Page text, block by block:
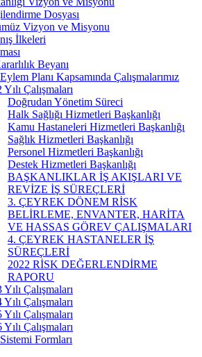
Dosyası
Vizyon ve Misyonu
İlkeleri
Beyanı
Planı Kapsamında Çalışmalarımız
Yılı Çalışmaları
Doğrudan Yönetim Süreci
Halk Sağlığı Hizmetleri Başkanlığı
Kamu Hastaneleri Hizmetleri Başkanlığı
Sağlık Hizmetleri Başkanlığı
Personel Hizmetleri Başkanlığı
Destek Hizmetleri Başkanlığı
BAŞKANLIKLAR İŞ AKIŞLARI VE
REVİZE İŞ SÜREÇLERİ
3. ÇEYREK DÖNEM RİSK
BELİRLEME, ENVANTER, HARİTA
VE HASSAS GÖREV ÇALIŞMALARI
4. ÇEYREK HASTANELER İŞ
SÜREÇLERİ
2022 RİSK DEĞERLENDİRME
RAPORU
Yılı Çalışmaları
Yılı Çalışmaları
Yılı Çalışmaları
Yılı Çalışmaları
Formları